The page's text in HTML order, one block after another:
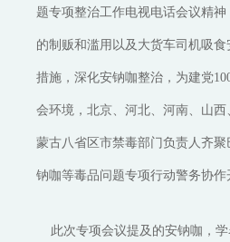
题专项整治工作电视电话会议精
的制贩和滥用以及大货车司机吸
措施，深化安钠咖整治，为建党
会环境，北京、河北、河南、山
蒙古八省区市禁毒部门负责人齐
钠咖等毒品问题专项行动警务协作
此次专项会议提及的安钠咖，